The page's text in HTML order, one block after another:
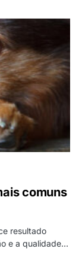
comuns
resultado
e a qualidade…